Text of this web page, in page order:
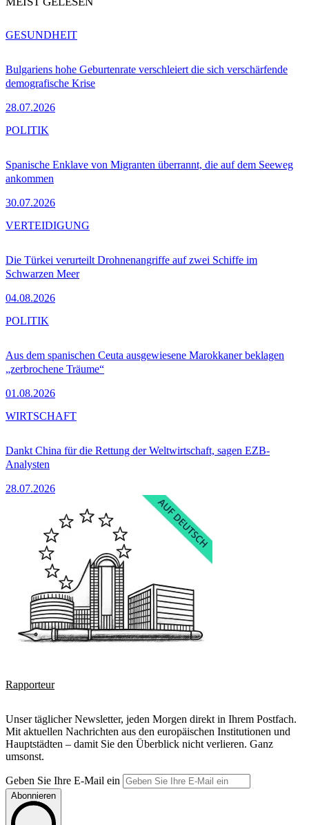
Bulgariens hohe Geburtenrate verschleiert die sich verschärfende
demografische Krise
28.07.2026
GESUNDHEIT
Spanische Enklave von Migranten überrannt, die auf dem Seeweg
ankommen
30.07.2026
POLITIK
Die Türkei verurteilt Drohnenangriffe auf zwei Schiffe im
Schwarzen Meer
04.08.2026
VERTEIDIGUNG
Aus dem spanischen Ceuta ausgewiesene Marokkaner beklagen
„zerbrochene Träume“
01.08.2026
POLITIK
Dankt China für die Rettung der Weltwirtschaft, sagen EZB-
Analysten
28.07.2026
WIRTSCHAFT
Rapporteur
Unser täglicher Newsletter, jeden Morgen direkt in Ihrem Postfach.
Mit aktuellen Nachrichten aus den europäischen Institutionen und
Hauptstädten – damit Sie den Überblick nicht verlieren. Ganz
umsonst.
Geben Sie Ihre E-Mail ein
Abonnieren